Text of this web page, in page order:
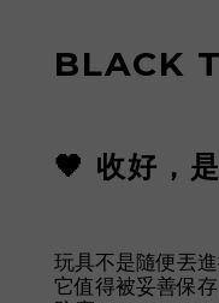
BLACK
🖤 收好，
玩具不是隨便丟進
它值得被妥善保存